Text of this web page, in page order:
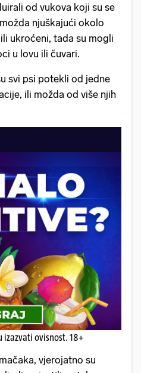
od vukova koji su se
njuškajući okolo
ukroćeni, tada su mogli
u lovu ili čuvari.
svi psi potekli od jedne
ili možda od više njih
izazvati ovisnost. 18+
vjerojatno su